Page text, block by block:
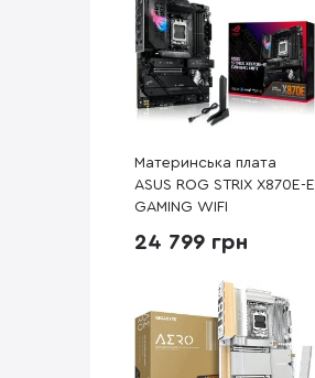
Материнська плата
ASUS ROG STRIX X870E-E
GAMING WIFI
24 799 грн